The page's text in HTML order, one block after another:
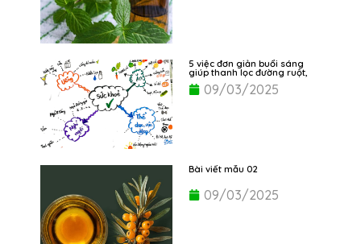
5 việc đơn giản buổi sáng
giúp thanh lọc đường ruột,
dạ dày
09/03/2025
Bài viết mẫu 02
09/03/2025